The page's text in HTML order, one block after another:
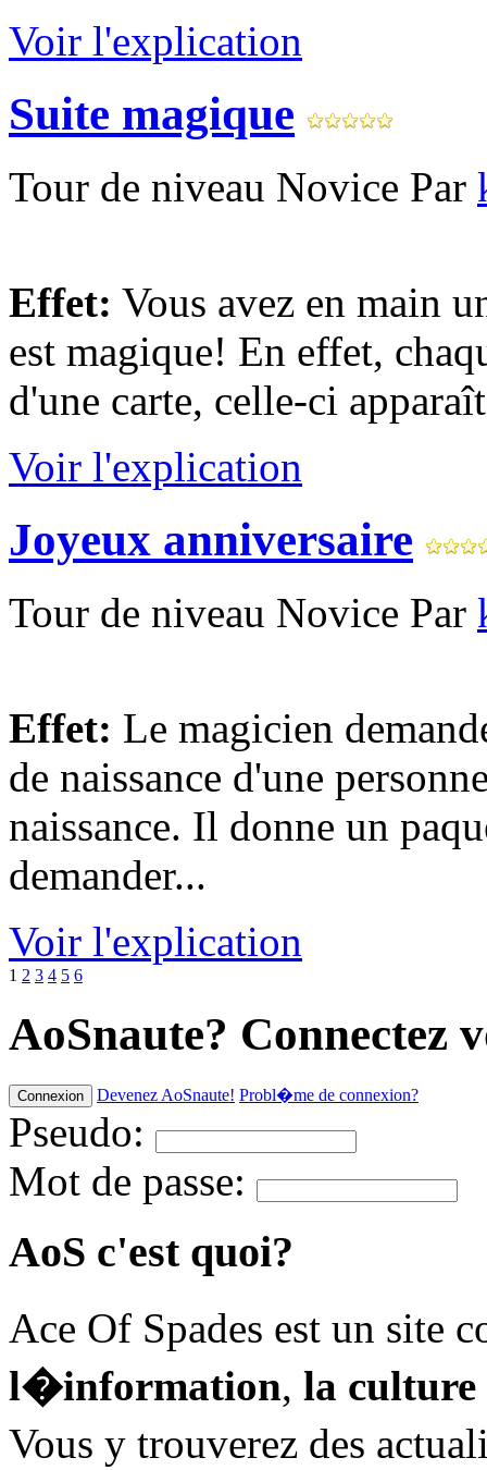
Voir l'explication
Suite magique
Tour de niveau Novice Par
Effet: Vous avez en main
est magique! En effet,
d'une carte, celle-ci
Voir l'explication
Joyeux anniversaire
Tour de niveau Novice Par
Effet: Le magicien
de naissance d'une
naissance. Il donne un
demander...
Voir l'explication
1 2 3 4 5 6
AoSnaute? Connectez
Devenez AoSnaute! Probl�me de connexion?
Pseudo:
Mot de passe:
AoS c'est quoi?
Ace Of Spades est un
l�information, la culture
Vous y trouverez des